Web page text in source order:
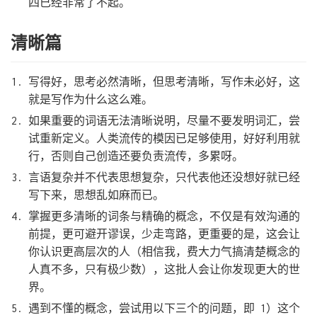
四已经非常了不起。
清晰篇
写得好，思考必然清晰，但思考清晰，写作未必好，这
就是写作为什么这么难。
如果重要的词语无法清晰说明，尽量不要发明词汇，尝
试重新定义。人类流传的模因已足够使用，好好利用就
行，否则自己创造还要负责流传，多累呀。
言语复杂并不代表思想复杂，只代表他还没想好就已经
写下来，思想乱如麻而已。
掌握更多清晰的词条与精确的概念，不仅是有效沟通的
前提，更可避开谬误，少走弯路，更重要的是，这会让
你认识更高层次的人（相信我，费大力气搞清楚概念的
人真不多，只有极少数），这批人会让你发现更大的世
界。
遇到不懂的概念，尝试用以下三个的问题，即 1）这个